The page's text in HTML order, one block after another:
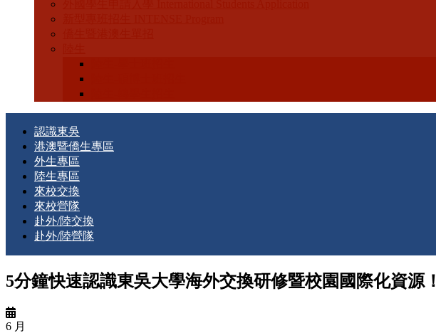
認識東吳
港澳暨僑生專區
外生專區
陸生專區
來校交換
來校營隊
赴外/陸交換
赴外/陸營隊
5分鐘快速認識東吳大學海外交換研修暨校園國際化資源！
6 月